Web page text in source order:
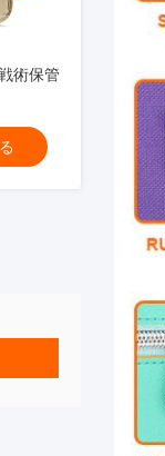
術保管